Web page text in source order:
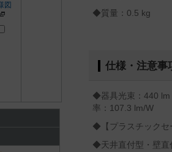
図
◆質量：0.5 kg
仕様・注意事
◆器具光束：440
率：107.3 lm/W
◆【プラスチックセ
◆天井直付型・壁直